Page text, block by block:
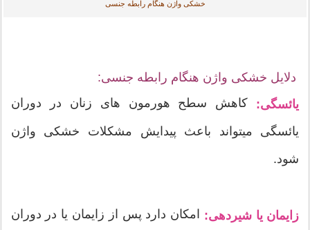
خشکی واژن هنگام رابطه جنسی
دلایل خشکی واژن هنگام رابطه جنسی:
یائسگی: کاهش سطح هورمون های زنان در دوران
یائسگی میتواند باعث پیدایش مشکلات خشکی واژن
شود.
زایمان یا شیردهی: امکان دارد پس از زایمان یا در دوران